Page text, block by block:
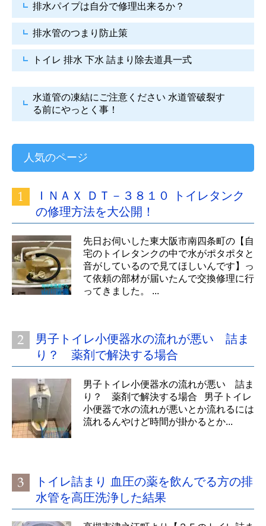
排水パイプは自分で修理出来るか？
排水管のつまり防止策
トイレ 排水 下水 詰まり除去道具一式
水道管の凍結にご注意ください 水道管破裂す
る前にやっとく事！
人気のページ
ＩＮＡＸ ＤＴ－３８１０ トイレタンク
の修理方法を大公開！
先日お伺いした東大阪市南四条町の【自
宅のトイレタンクの中で水がポタポタと
音がしているので見てほしいんです】っ
て依頼の部材が届いたんで交換修理に行
ってきました。 ...
男子トイレ小便器水の流れが悪い 詰ま
り？ 薬剤で解決する場合
男子トイレ小便器水の流れが悪い 詰ま
り？ 薬剤で解決する場合 男子トイレ
小便器で水の流れが悪いとか流れるには
流れるんやけど時間が掛かるとか...
トイレ詰まり 血圧の薬を飲んでる方の排
水管を高圧洗浄した結果